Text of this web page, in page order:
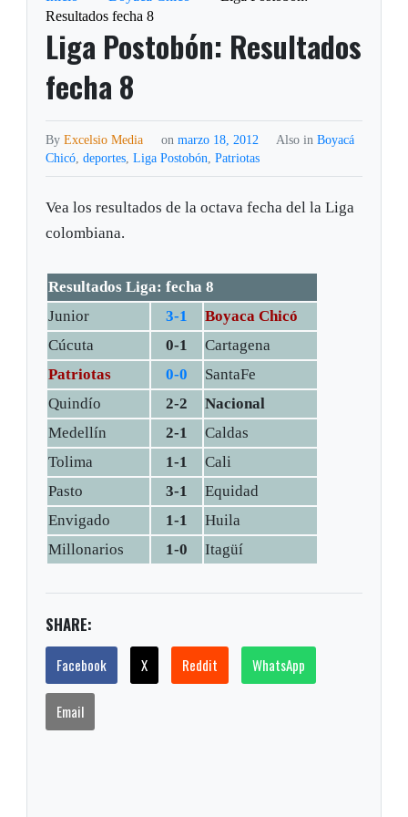
Resultados fecha 8
Liga Postobón: Resultados
fecha 8
ByExcelsio Media on marzo 18, 2012 Also in Boyacá
Chicó,deportes,Liga Postobón,Patriotas
Vea los resultados de la octava fecha del la Liga
colombiana.
Resultados Liga: fecha 8
Junior
3-1
Boyaca Chicó
Cúcuta
0-1
Cartagena
Patriotas
0-0
SantaFe
Quindío
2-2
Nacional
Medellín
2-1
Caldas
Tolima
1-1
Cali
Pasto
3-1
Equidad
Envigado
1-1
Huila
Millonarios
1-0 Itagüí
SHARE:
Facebook X Reddit WhatsApp
Email